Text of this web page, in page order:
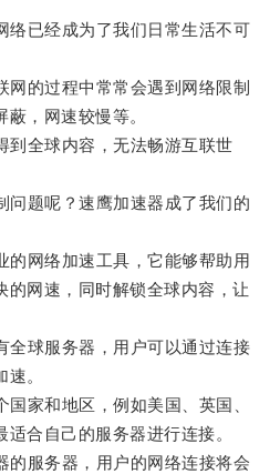
已经成为了我们日常生活不可
的过程中常常会遇到网络限制
，网速较慢等。
全球内容，无法畅游互联世
题呢？速鹰加速器成了我们的
网络加速工具，它能够帮助用
的网速，同时解锁全球内容，让
球服务器，用户可以通过连接
。
家和地区，例如美国、英国、
合自己的服务器进行连接。
服务器，用户的网络连接将会